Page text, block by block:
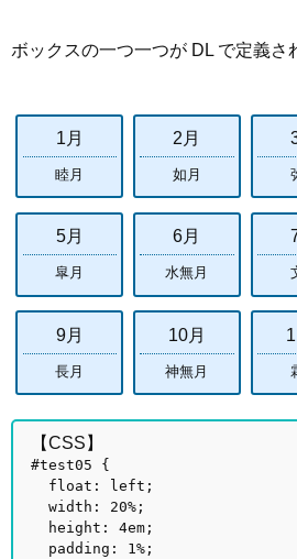
ボックスの一つ一つが DL で定義さ
1月
睦月
2月
如月
5月
皐月
6月
水無月
9月
長月
10月
神無月
【CSS】
#test05 {
float: left;
width: 20%;
height: 4em;
padding: 1%;